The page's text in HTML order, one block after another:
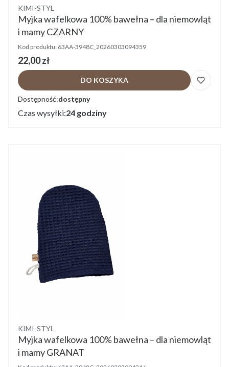
Producent
KIMI-STYL
Myjka wafelkowa 100% bawełna – dla niemowląt
i mamy CZARNY
Kod produktu: 63AA-3948C_20260303094359
Cena
22,00 zł
DO KOSZYKA
Dostępność:dostępny
Czas wysyłki:24 godziny
Producent
KIMI-STYL
Myjka wafelkowa 100% bawełna – dla niemowląt
i mamy GRANAT